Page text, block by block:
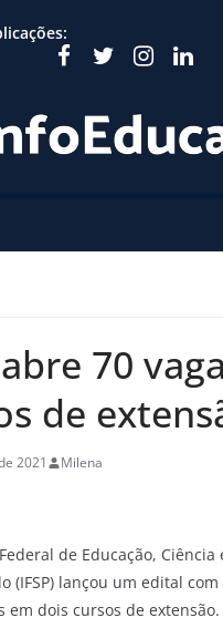
abre 70
de
2021 Milena
de Educação, Ciência
(IFSP) lançou um edital com
dois cursos de extensão.